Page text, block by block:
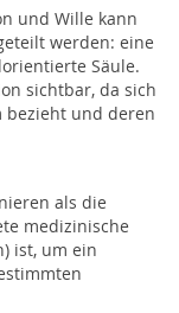
| Augsburger
und Wille kann
werden: eine
Säule.
sichtbar, da sich
bezieht und deren
als die
medizinische
ist, um ein